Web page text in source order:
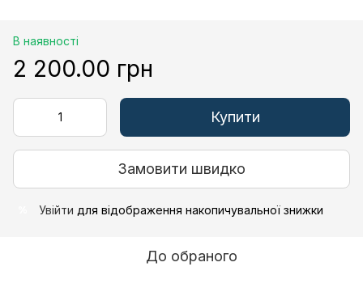
В наявності
2 200.00 грн
Купити
Замовити швидко
Увійти для відображення накопичувальної знижки
До обраного